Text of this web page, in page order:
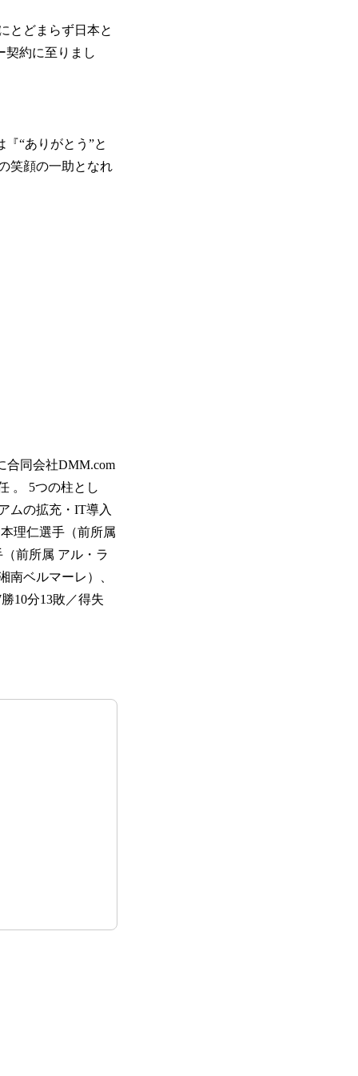
とどまらず日本と
契約に至りまし
“ありがとう”と
笑顔の一助となれ
合同会社DMM.com
。 5つの柱とし
ムの拡充・IT導入
理仁選手（前所属
前所属 アル・ラ
ベルマーレ）、
10分13敗／得失